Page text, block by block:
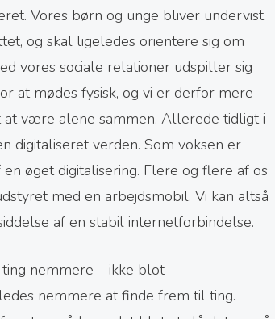
Vores børn og unge bliver undervist
og skal ligeledes orientere sig om
vores sociale relationer udspiller sig
at mødes fysisk, og vi er derfor mere
være alene sammen. Allerede tidligt i
digitaliseret verden. Som voksen er
øget digitalisering. Flere og flere af os
med en arbejdsmobil. Vi kan altså
af en stabil internetforbindelse.
nemmere – ikke blot
nemmere at finde frem til ting.